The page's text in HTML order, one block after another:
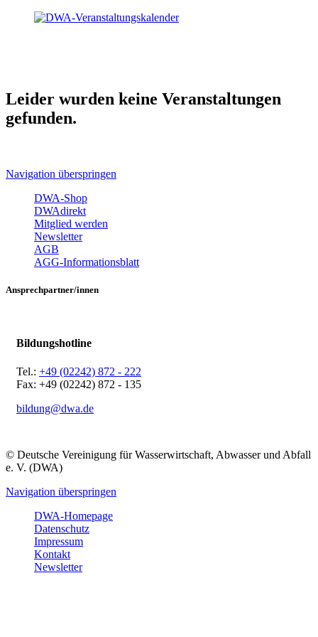
Leider wurden keine Veranstaltungen
gefunden.
Navigation überspringen
DWA-Shop
DWAdirekt
Mitglied werden
Newsletter
AGB
AGG-Informationsblatt
Ansprechpartner/innen
Bildungshotline
Tel.: +49 (02242) 872 - 222
Fax: +49 (02242) 872 - 135
bildung@dwa.de
© Deutsche Vereinigung für Wasserwirtschaft, Abwasser und Abfall
e. V. (DWA)
Navigation überspringen
DWA-Homepage
Datenschutz
Impressum
Kontakt
Newsletter